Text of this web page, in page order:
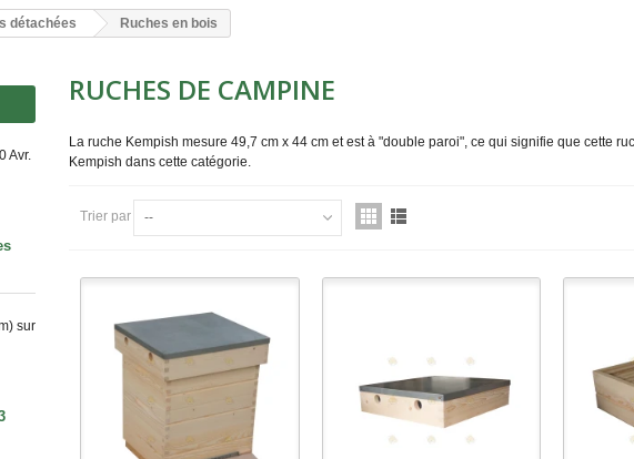
détachées Ruches en bois
Avr.
sur
RUCHES DE CAMPINE
La ruche Kempish mesure 49,7 cm x 44 cm et est à "double paroi", ce qui signifie que cette
Kempish dans cette catégorie.
Trier par --